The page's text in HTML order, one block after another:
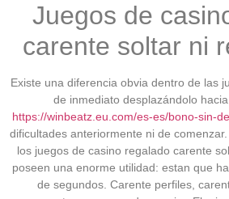
Juegos de
carente soltar ni
Existe una diferencia obvia dentro de las
de inmediato desplazándolo
https://winbeatz.eu.com/es-es/bono-sin-
dificultades anteriormente ni de
los juegos de casino regalado carente
poseen una enorme utilidad: estan que
de segundos. Carente perfiles,